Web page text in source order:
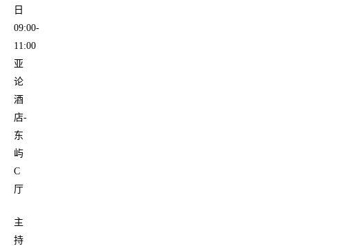
日
09:00-
11:00
亚
论
酒
店-
东
屿
C
厅
主
持